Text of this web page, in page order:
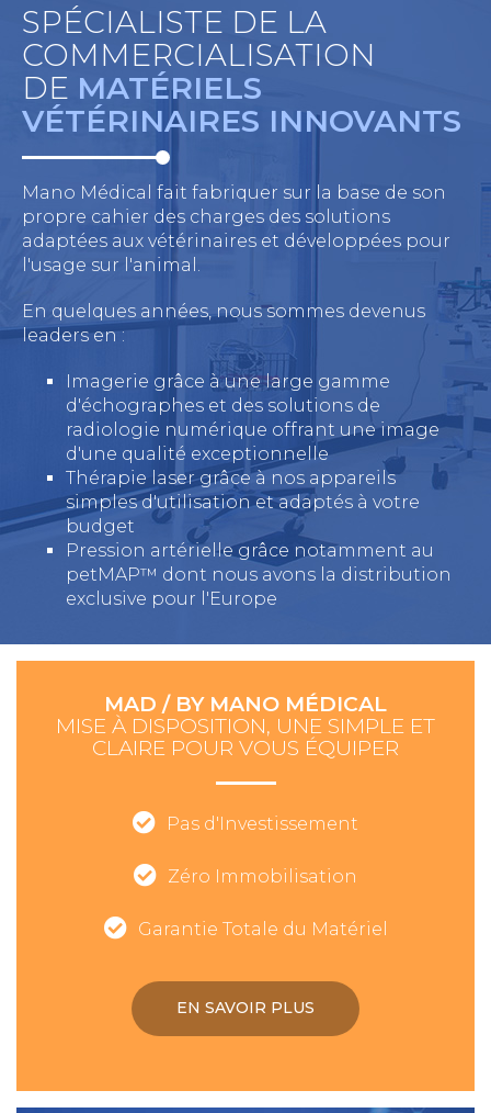
SPÉCIALISTE DE LA
COMMERCIALISATION
DE MATÉRIELS
VÉTÉRINAIRES INNOVANTS
Mano Médical fait fabriquer sur la base de son
propre cahier des charges des solutions
adaptées aux vétérinaires et développées pour
l'usage sur l'animal.
En quelques années, nous sommes devenus
leaders en :
Imagerie grâce à une large gamme
d'échographes et des solutions de
radiologie numérique offrant une image
d'une qualité exceptionnelle
Thérapie laser grâce à nos appareils
simples d'utilisation et adaptés à votre
budget
Pression artérielle grâce notamment au
petMAP™ dont nous avons la distribution
exclusive pour l'Europe
MAD / BY MANO MÉDICAL
MISE À DISPOSITION, UNE SIMPLE ET
CLAIRE POUR VOUS ÉQUIPER
Pas d'Investissement
Zéro Immobilisation
Garantie Totale du Matériel
EN SAVOIR PLUS